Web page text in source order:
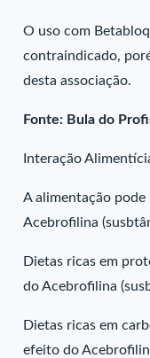
O uso com
contraindicado,
desta associação.
Fonte: Bula do
Interação
A alimentação
Acebrofilina
Dietas ricas em
do Acebrofilina
Dietas ricas em
efeito do